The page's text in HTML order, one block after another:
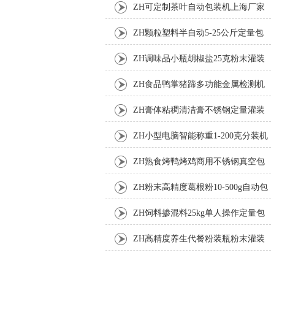
ZH可定制茶叶自动包装机上海厂家
ZH颗粒塑料半自动5-25公斤定量包
装机 ZH调味品小瓶胡椒盐25克粉末灌装
ZH食品鸭掌猪蹄多功能金属检测机
ZH膏体粘稠清洁膏不锈钢定量灌装
机厂家 ZH小型电脑智能称重1-200克分装机
ZH熟食烤鸭烤鸡商用不锈钢真空包
装机 ZH粉末高精度葛根粉10-500g自动包
装机 ZH饲料掺混料25kg单人操作定量包
装机 ZH高精度养生代餐粉装瓶粉末灌装